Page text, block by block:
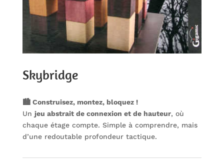
Skybridge
🏙️ Construisez, montez, bloquez !
Un jeu abstrait de connexion et de hauteur, où
chaque étage compte. Simple à comprendre, mais
d’une redoutable profondeur tactique.